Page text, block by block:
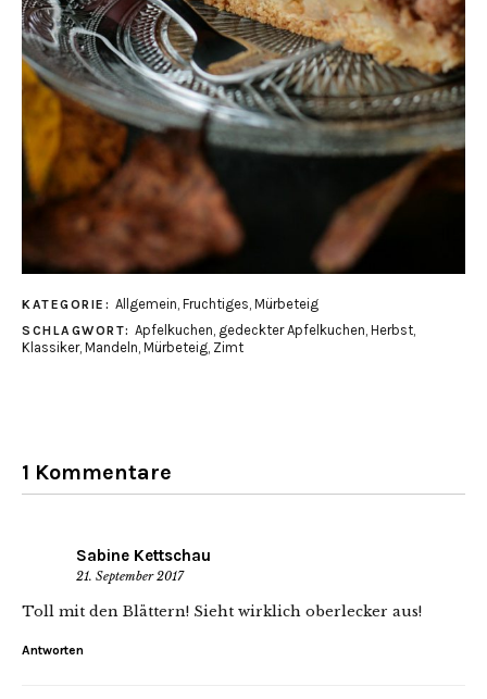
KATEGORIE: Allgemein Fruchtiges Mürbeteig
SCHLAGWORT: Apfelkuchen gedeckter Apfelkuchen Herbst
Klassiker, Mandeln Mürbeteig Zimt
1 Kommentare
Sabine Kettschau
21. September 2017
Toll mit den Blättern! Sieht wirklich oberlecker aus!
Antworten